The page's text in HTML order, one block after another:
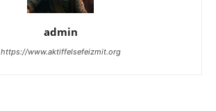
admin
https://www.aktiffelsefeizmit.org